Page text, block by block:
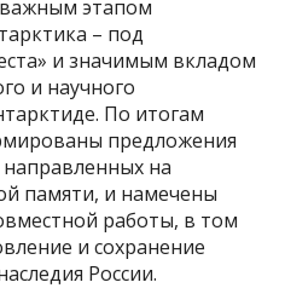
этапом
– под
и значимым вкладом
и научного
По итогам
предложения
на
памяти, и намечены
работы, в том
и сохранение
России.